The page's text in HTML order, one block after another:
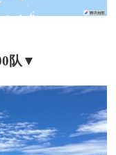
队▼